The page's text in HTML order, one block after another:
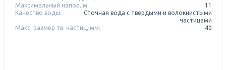
Максимальный напор, м:
11
Качество воды:
Сточная вода с твердыми и волокнистыми
частицами
Макс. размер тв. частиц, мм:
40